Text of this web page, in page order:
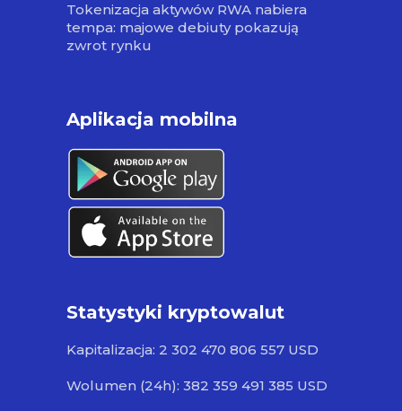
Tokenizacja aktywów RWA nabiera
tempa: majowe debiuty pokazują
zwrot rynku
Aplikacja mobilna
Statystyki kryptowalut
Kapitalizacja: 2 302 470 806 557 USD
Wolumen (24h): 382 359 491 385 USD